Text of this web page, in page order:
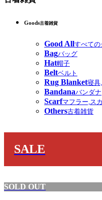
Goods古着雑貨
Good Allすべての
Bagバッグ
Hat帽子
Beltベルト
Rug Blanket寝具
Bandanaバンダナ
Scarfマフラー,ス
Others古着雑貨
SALE
SOLD OUT